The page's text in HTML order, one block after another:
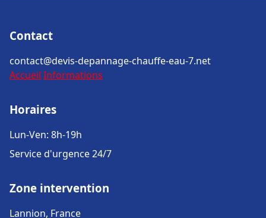
Contact
contact@devis-depannage-chauffe-eau-7.net
Accueil Informations
Horaires
Lun-Ven: 8h-19h
Service d'urgence 24/7
Zone intervention
Lannion, France